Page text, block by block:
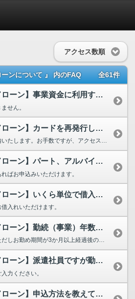
アクセス数順
ーンについて 』 内のFAQ 全61件
【スルガ銀行カードローン】事業資金に利用することはできますか？
せん。
【スルガ銀行カードローン】カードを再発行したい。
カード再発行手続をご案内いたします。お手数ですが、アクセスセンターまでお問い合わせください。 ...
【スルガ銀行カードローン】パート、アルバイトですが申込みできますか？
ばお申込みいただけます。
【スルガ銀行カードローン】いくら単位で借入れができますか？
入れいただけます。
【スルガ銀行カードローン】勤続（事業）年数が1年未満ですが申込みできますか？
お申込みいただけます。ただしお勤め期間が3か月以上経過後のご相談をお願いいたします。
【スルガ銀行カードローン】派遣社員ですが勤務先には「派遣元」、「実際に仕事...
力ください。
【スルガ銀行カードローン】申込方法を教えてください。